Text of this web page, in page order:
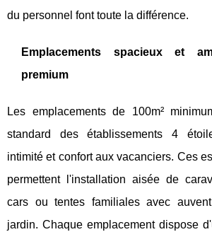
du personnel font toute la différence.
Emplacements spacieux et
premium
Les emplacements de 100m²
standard des établissements 4
intimité et confort aux vacanciers. Ces
permettent l'installation aisée de
cars ou tentes familiales avec
jardin. Chaque emplacement dispose